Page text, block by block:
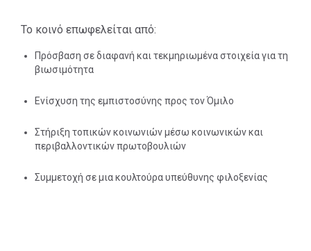
Το κοινό επωφελείται από:
Πρόσβαση σε διαφανή και τεκμηριωμένα στοιχεία για τη
βιωσιμότητα
Ενίσχυση της εμπιστοσύνης προς τον Όμιλο
Στήριξη τοπικών κοινωνιών μέσω κοινωνικών και
περιβαλλοντικών πρωτοβουλιών
Συμμετοχή σε μια κουλτούρα υπεύθυνης φιλοξενίας